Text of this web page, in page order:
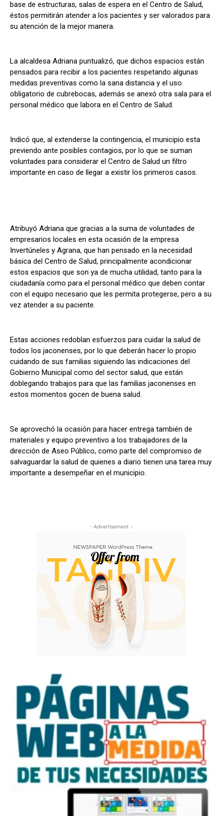
base de estructuras, salas de espera en el Centro de Salud,
éstos permitirán atender a los pacientes y ser valorados para
su atención de la mejor manera.
La alcaldesa Adriana puntualizó, que dichos espacios están
pensados para recibir a los pacientes respetando algunas
medidas preventivas como la sana distancia y el uso
obligatorio de cubrebocas, además se anexó otra sala para el
personal médico que labora en el Centro de Salud.
Indicó que, al extenderse la contingencia, el municipio esta
previendo ante posibles contagios, por lo que se suman
voluntades para considerar el Centro de Salud un filtro
importante en caso de llegar a existir los primeros casos.
Atribuyó Adriana que gracias a la suma de voluntades de
empresarios locales en esta ocasión de la empresa
Invertúneles y Agrana, que han pensado en la necesidad
básica del Centro de Salud, principalmente acondicionar
estos espacios que son ya de mucha utilidad, tanto para la
ciudadanía como para el personal médico que deben contar
con el equipo necesario que les permita protegerse, pero a su
vez atender a su paciente.
Estas acciones redoblan esfuerzos para cuidar la salud de
todos los jaconenses, por lo que deberán hacer lo propio
cuidando de sus familias siguiendo las indicaciones del
Gobierno Municipal como del sector salud, que están
doblegando trabajos para que las familias jaconenses en
estos momentos gocen de buena salud.
Se aprovechó la ocasión para hacer entrega también de
materiales y equipo preventivo a los trabajadores de la
dirección de Aseo Público, como parte del compromiso de
salvaguardar la salud de quienes a diario tienen una tarea muy
importante a desempeñar en el municipio.
- Advertisement -